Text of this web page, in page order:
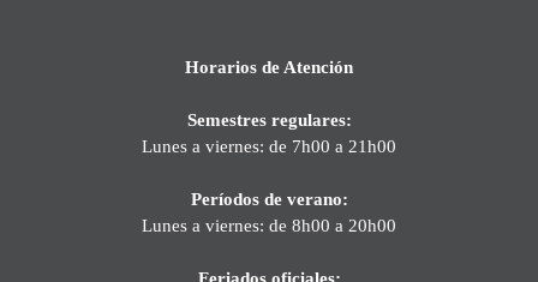
Horarios de Atención
Semestres regulares:
Lunes a viernes: de 7h00 a 21h00
Períodos de verano:
Lunes a viernes: de 8h00 a 20h00
Feriados oficiales: